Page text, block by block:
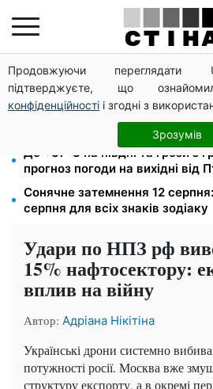
Продовжуючи переглядати
підтверджуєте, що
конфіденційності і згодні з
Зрозумів
До 19 400 грн на дрова: ПФУ
субсидію для власників
Бензин від 77,90 грн, дизель
пальне на АЗС 8 серпня не
До +37°C на півдні та грози з
прогноз погоди на вихідні від
Сонячне затемнення 12
серпня для всіх знаків зодіаку
Удари по НПЗ рф
15% нафтосектору:
вплив на війну
Автор: Адріана Нікітіна
Українські дрони системно
потужності росії. Москва вже
структуру експорту, а в окремі